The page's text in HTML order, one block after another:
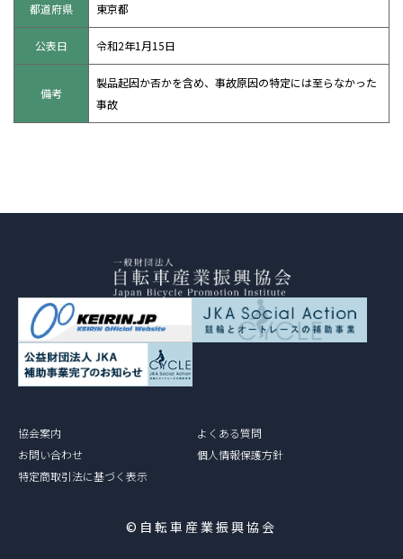
都道府県 東京都
公表日 令和2年1月15日
備考
製品起因か否かを含め、事故原因の特定には至らなかった
事故
協会案内
よくある質問
お問い合わせ
個人情報保護方針
特定商取引法に基づく表示
©自転車産業振興協会